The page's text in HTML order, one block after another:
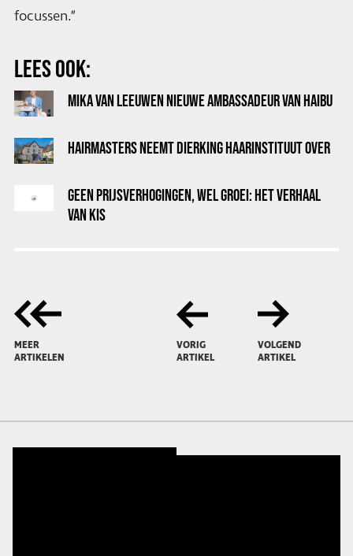
focussen.”
LEES OOK:
MIKA VAN LEEUWEN NIEUWE AMBASSADEUR VAN HAIBU
HAIRMASTERS NEEMT DIERKING HAARINSTITUUT OVER
GEEN PRIJSVERHOGINGEN, WEL GROEI: HET VERHAAL
VAN KIS
MEER
ARTIKELEN
VORIG
ARTIKEL
VOLGEND
ARTIKEL